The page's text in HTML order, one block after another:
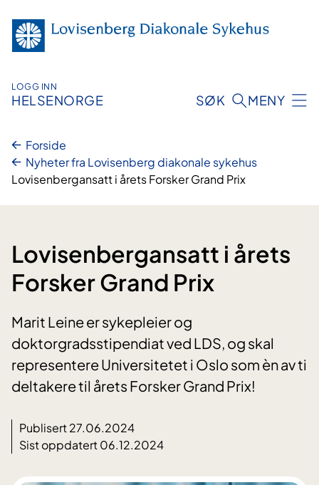
innhold
LOGG INN
HELSENORGE SØK MENY
Forside
Nyheter fra Lovisenberg diakonale sykehus
Lovisenbergansatt i årets Forsker Grand Prix
Lovisenbergansatt i årets
Forsker Grand Prix
Marit Leine er sykepleier og
doktorgradsstipendiat ved LDS, og skal
representere Universitetet i Oslo som èn av ti
deltakere til årets Forsker Grand Prix!
Publisert 27.06.2024
Sist oppdatert 06.12.2024